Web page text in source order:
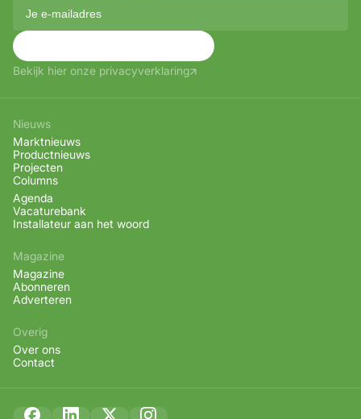
Bekijk hier onze privacyverklaring
Nieuws
Marktnieuws
Productnieuws
Projecten
Columns
Agenda
Vacaturebank
Installateur aan het woord
Magazine
Magazine
Abonneren
Adverteren
Overig
Over ons
Contact